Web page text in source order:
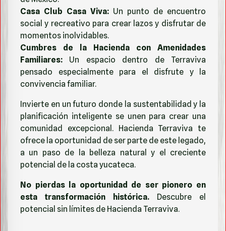
Casa Club Casa Viva: Un punto de encuentro
social y recreativo para crear lazos y disfrutar de
momentos inolvidables.
Cumbres de la Hacienda con Amenidades
Familiares: Un espacio dentro de Terraviva
pensado especialmente para el disfrute y la
convivencia familiar.
Invierte en un futuro donde la sustentabilidad y la
planificación inteligente se unen para crear una
comunidad excepcional. Hacienda Terraviva te
ofrece la oportunidad de ser parte de este legado,
a un paso de la belleza natural y el creciente
potencial de la costa yucateca.
No pierdas la oportunidad de ser pionero en
esta transformación histórica. Descubre el
potencial sin límites de Hacienda Terraviva.